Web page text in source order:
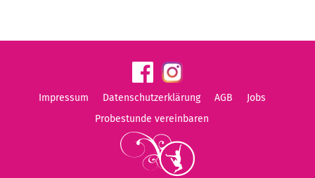
Impressum Datenschutzerklärung AGB Jobs
Probestunde vereinbaren